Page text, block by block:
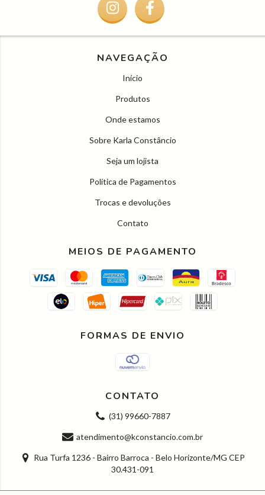
NAVEGAÇÃO
Início
Produtos
Onde estamos
Sobre Karla Constâncio
Seja um lojista
Política de Pagamentos
Trocas e devoluções
Contato
MEIOS DE PAGAMENTO
FORMAS DE ENVIO
CONTATO
(31) 99660-7887
atendimento@kconstancio.com.br
Rua Turfa 1236 - Bairro Barroca - Belo Horizonte/MG CEP
30.431-091